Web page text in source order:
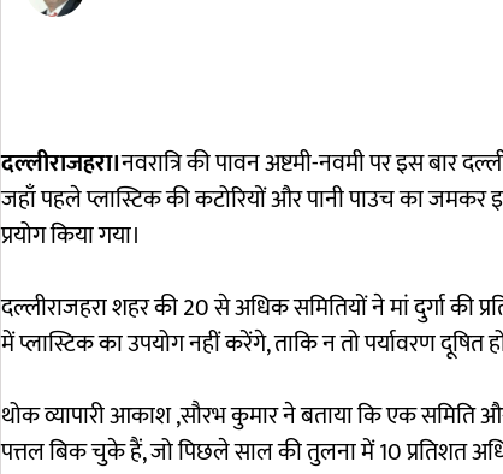
दल्लीराजहरा।नवरात्रि की पावन अष्टमी-नवमी पर इस बार
जहाँ पहले प्लास्टिक की कटोरियों और पानी पाउच का जमकर
प्रयोग किया गया।
दल्लीराजहरा शहर की 20 से अधिक समितियों ने मां दुर्गा की
में प्लास्टिक का उपयोग नहीं करेंगे, ताकि न तो पर्यावरण
थोक व्यापारी आकाश ,सौरभ कुमार ने बताया कि एक समिति
पत्तल बिक चुके हैं, जो पिछले साल की तुलना में 10 प्रतिशत